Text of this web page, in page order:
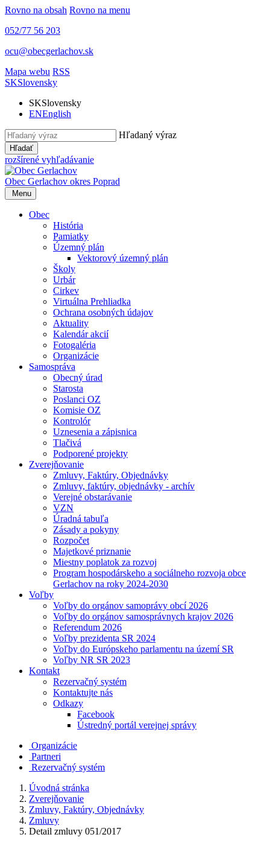
Rovno na obsah Rovno na menu
052/77 56 203
ocu@obecgerlachov.sk
Mapa webu RSS
SKSlovensky
SKSlovensky
ENEnglish
Hľadaný výraz
Hľadať
rozšírené vyhľadávanie
Obec Gerlachov okres Poprad
Menu
Obec
História
Pamiatky
Územný plán
Vektorový územný plán
Školy
Urbár
Cirkev
Virtuálna Prehliadka
Ochrana osobných údajov
Aktuality
Kalendár akcií
Fotogaléria
Organizácie
Samospráva
Obecný úrad
Starosta
Poslanci OZ
Komisie OZ
Kontrolór
Uznesenia a zápisnica
Tlačivá
Podporené projekty
Zverejňovanie
Zmluvy, Faktúry, Objednávky
Zmluvy, faktúry, objednávky - archív
Verejné obstarávanie
VZN
Úradná tabuľa
Zásady a pokyny
Rozpočet
Majetkové priznanie
Miestny poplatok za rozvoj
Program hospodárskeho a sociálneho rozvoja obce
Gerlachov na roky 2024-2030
Voľby
Voľby do orgánov samoprávy obcí 2026
Voľby do orgánov samosprávnych krajov 2026
Referendum 2026
Voľby prezidenta SR 2024
Voľby do Európskeho parlamentu na území SR
Voľby NR SR 2023
Kontakt
Rezervačný systém
Kontaktujte nás
Odkazy
Facebook
Ústredný portál verejnej správy
Organizácie
Partneri
Rezervačný systém
Úvodná stránka
Zverejňovanie
Zmluvy, Faktúry, Objednávky
Zmluvy
Detail zmluvy 051/2017